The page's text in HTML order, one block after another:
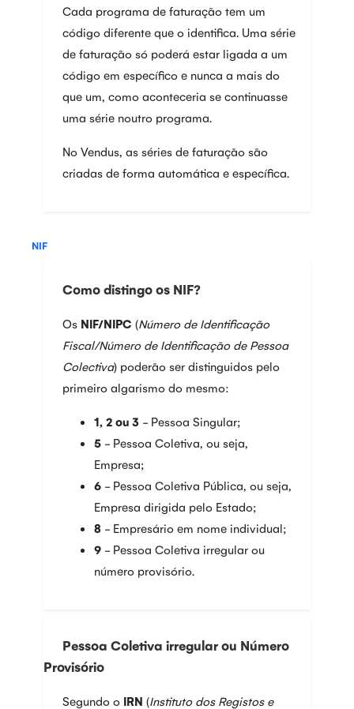
Cada programa de faturação tem um
código diferente que o identifica. Uma série
de faturação só poderá estar ligada a um
código em específico e nunca a mais do
que um, como aconteceria se continuasse
uma série noutro programa.
No Vendus, as séries de faturação são
criadas de forma automática e específica.
NIF
Como distingo os NIF?
Os NIF/NIPC (Número de Identificação
Fiscal/Número de Identificação de Pessoa
Colectiva) poderão ser distinguidos pelo
primeiro algarismo do mesmo:
1, 2 ou 3 - Pessoa Singular;
5 - Pessoa Coletiva, ou seja,
Empresa;
6 - Pessoa Coletiva Pública, ou seja,
Empresa dirigida pelo Estado;
8 - Empresário em nome individual;
9 - Pessoa Coletiva irregular ou
número provisório.
Pessoa Coletiva irregular ou Número
Provisório
Segundo o IRN (Instituto dos Registos e